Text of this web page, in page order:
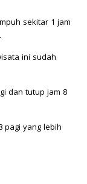
sekitar 1 jam
ini sudah
dan tutup jam 8
pagi yang lebih